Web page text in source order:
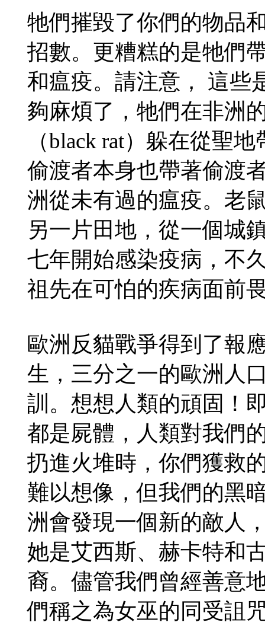
牠們摧毀了你們的物品
招數。更糟糕的是牠們
和瘟疫。請注意， 這些
夠麻煩了，牠們在非洲
（black rat）躲在從聖
偷渡者本身也帶著偷渡
洲從未有過的瘟疫。老
另一片田地，從一個城
七年開始感染疫病，不
祖先在可怕的疾病面前
歐洲反貓戰爭得到了報
生，三分之一的歐洲人
訓。想想人類的頑固！
都是屍體，人類對我們
扔進火堆時，你們獲救
難以想像，但我們的黑
洲會發現一個新的敵人
她是艾西斯、赫卡特和
裔。儘管我們曾經善意
們稱之為女巫的同受詛